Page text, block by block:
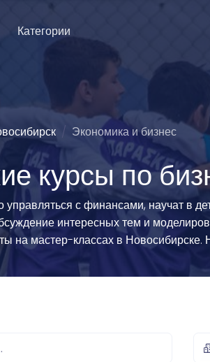
Категории
(танцы)
искусства
науки
и животные
виды
спорт
Физкультура
рождения
Мода и стиль
Туризм
Технические виды
спорта
Силовой спорт
Водные виды
Легкая атлетика и
Экономика и бизнес
курсы по
управляться с финансами, научат в
интересных тем и
на мастер-классах в Новосибирске.